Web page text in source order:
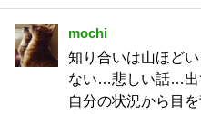
mochi
知り合いは山ほど
ない…悲しい話…出
自分の状況から目